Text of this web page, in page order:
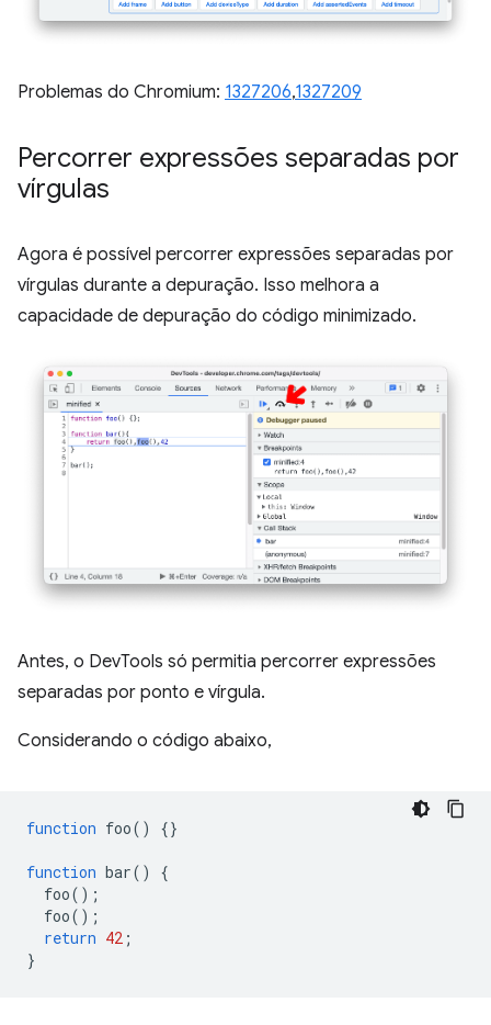
Problemas do Chromium: 1327206,1327209
Percorrer expressões separadas por
vírgulas
Agora é possível percorrer expressões separadas por
vírgulas durante a depuração. Isso melhora a
capacidade de depuração do código minimizado.
Antes, o DevTools só permitia percorrer expressões
separadas por ponto e vírgula.
Considerando o código abaixo,
function foo() {}
function bar()
{
foo();
foo();
return 42 ;
}